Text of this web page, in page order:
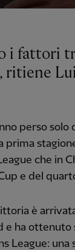
ritiene
perso
prima
che in
e del
è
e ha
League: